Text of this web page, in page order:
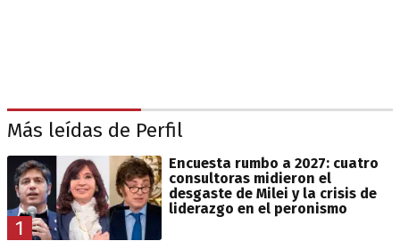
Más leídas de Perfil
1
Encuesta rumbo a 2027: cuatro
consultoras midieron el
desgaste de Milei y la crisis de
liderazgo en el peronismo